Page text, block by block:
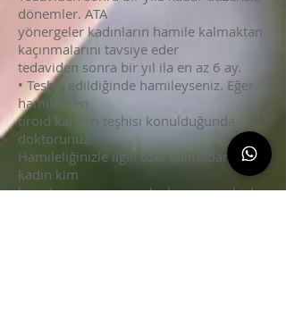
dönemler. ATA
yönergeler kadınların hamile kalmaktan
kaçınmalarını tavsiye eder
tedaviden sonra bir yıl ila en az 6 ay.
• Teşhis edildiğinde hamileyseniz. Eğer
hamile isen
tiroid kanseri teşhisi konulduğunda
doktorunuz
Hamileliğinizle ilgili özel talimatlar. Bir
kadın kim
hamile veya emziren hiçbir zaman hiçbir